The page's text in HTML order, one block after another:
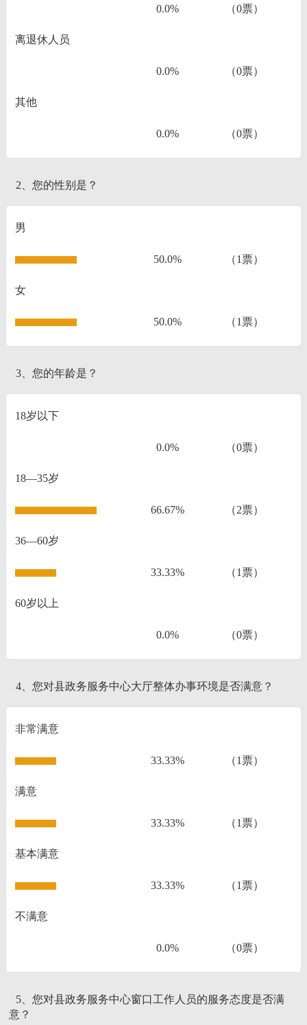
0.0% （0票）
离退休人员
0.0% （0票）
其他
0.0% （0票）
2、您的性别是？
男
50.0% （1票）
女
50.0% （1票）
3、您的年龄是？
18岁以下
0.0% （0票）
18—35岁
66.67% （2票）
36—60岁
33.33% （1票）
60岁以上
0.0% （0票）
4、您对县政务服务中心大厅整体办事环境是否满意？
非常满意
33.33% （1票）
满意
33.33% （1票）
基本满意
33.33% （1票）
不满意
0.0% （0票）
5、您对县政务服务中心窗口工作人员的服务态度是否满
意？